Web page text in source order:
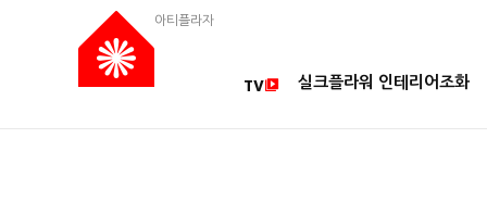
아티플라자
TV 실크플라워 인테리어조화